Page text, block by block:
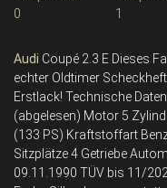
Audi Coupé 2.3 E Dieses
echter Oldtimer
Erstlack! Technische
(abgelesen) Motor 5
(133 PS) Kraftstoffart
Sitzplätze 4 Getriebe
09.11.1990 TÜV bis 11/